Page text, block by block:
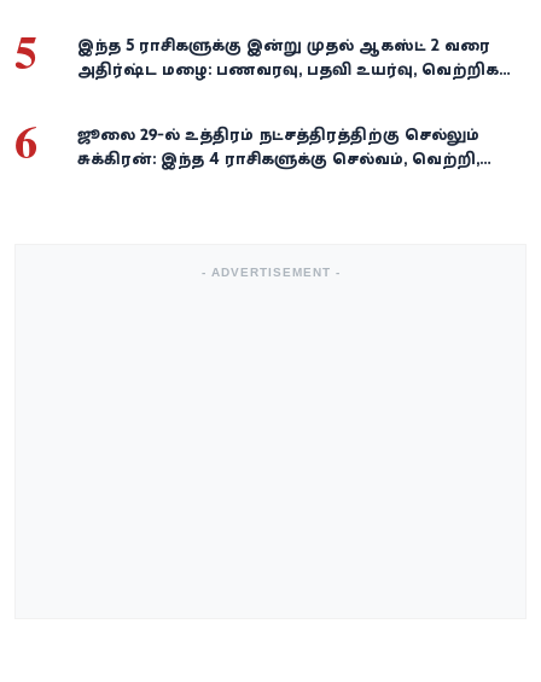
5
இந்த 5 ராசிகளுக்கு இன்று முதல் ஆகஸ்ட் 2 வரை
அதிர்ஷ்ட மழை: பணவரவு, பதவி உயர்வு, வெற்றிகள்
6
ஜூலை 29-ல் உத்திரம் நட்சத்திரத்திற்கு செல்லும்
சுக்கிரன்: இந்த 4 ராசிகளுக்கு செல்வம், வெற்றி,
- ADVERTISEMENT -